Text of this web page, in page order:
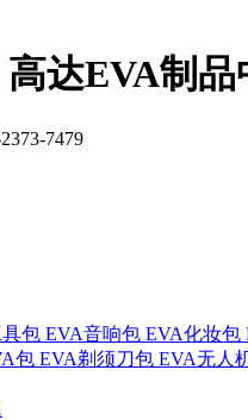
高达EVA制品
7479
包 EVA音响包 EVA化妆包
包 EVA剃须刀包 EVA无人